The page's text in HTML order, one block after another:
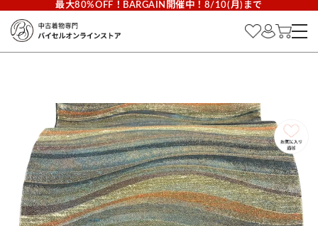
最大80%OFF！BARGAIN開催中！8/10(月)まで